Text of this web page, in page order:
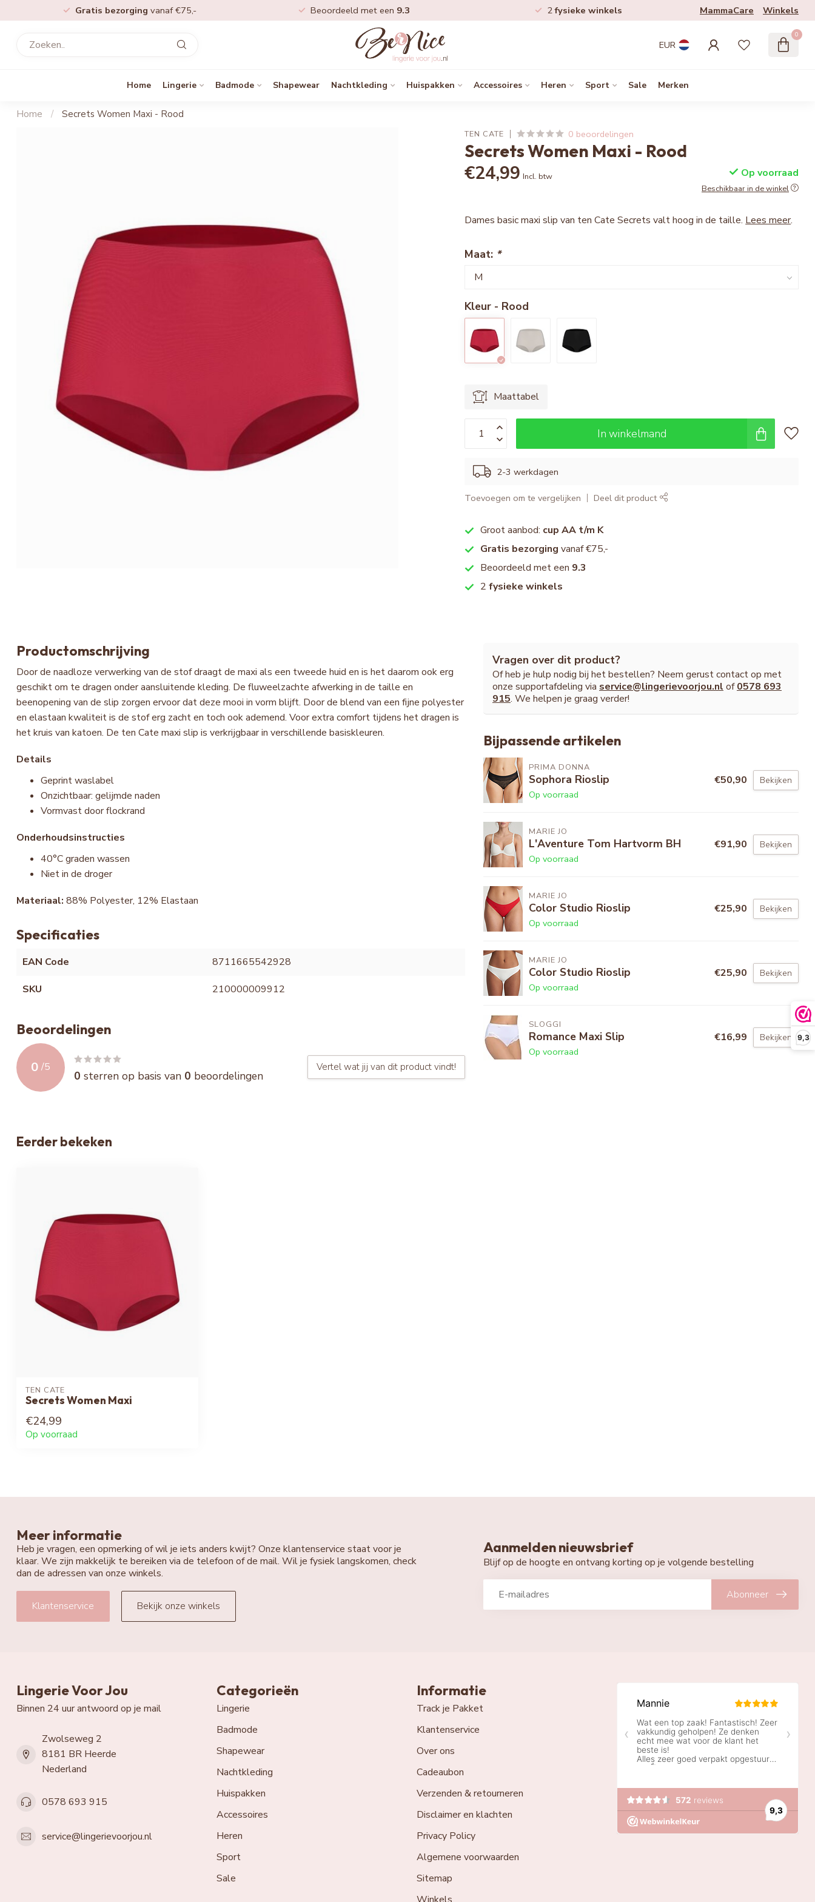
9,3
Gratis bezorging vanaf €75,- Beoordeeld met een 9.3 2fysieke winkels MammaCare Winkels
EUR
0
Home Lingerie Badmode Shapewear Nachtkleding Huispakken Accessoires Heren Sport Sale Merken
Home / Secrets Women Maxi - Rood
TEN CATE 0 beoordelingen
Secrets Women Maxi - Rood
€24,99 Incl. btw Op voorraad
Beschikbaar in de winkel
Dames basic maxi slip van ten Cate Secrets valt hoog in de taille. Lees meer.
Maat: *
Kleur - Rood
Maattabel
In winkelmand
2-3 werkdagen
Toevoegen om te vergelijken Deel dit product
Groot aanbod: cup AA t/m K
Gratis bezorgingvanaf €75,-
Beoordeeld met een 9.3
2fysieke winkels
Productomschrijving
Door de naadloze verwerking van de stof draagt de maxi als een tweede huid en is het daarom ook erg
geschikt om te dragen onder aansluitende kleding. De fluweelzachte afwerking in de taille en
beenopening van de slip zorgen ervoor dat deze mooi in vorm blijft. Door de blend van een fijne polyester
en elastaan kwaliteit is de stof erg zacht en toch ook ademend. Voor extra comfort tijdens het dragen is
het kruis van katoen. De ten Cate maxi slip is verkrijgbaar in verschillende basiskleuren.
Details
Geprint waslabel
Onzichtbaar: gelijmde naden
Vormvast door flockrand
Onderhoudsinstructies
40°C graden wassen
Niet in de droger
Materiaal: 88% Polyester, 12% Elastaan
Specificaties
EAN Code 8711665542928
SKU 210000009912
Beoordelingen
0 /5
0 sterren op basis van 0 beoordelingen
Vertel wat jij van dit product vindt!
Vragen over dit product?
Of heb je hulp nodig bij het bestellen? Neem gerust contact op met
onze supportafdeling via service@lingerievoorjou.nl of0578 693
915. We helpen je graag verder!
Bijpassende artikelen
PRIMA DONNA
Sophora Rioslip
Op voorraad
€50,90 Bekijken
MARIE JO
L'Aventure Tom Hartvorm BH
Op voorraad
€91,90 Bekijken
MARIE JO
Color Studio Rioslip
Op voorraad
€25,90 Bekijken
MARIE JO
Color Studio Rioslip
Op voorraad
€25,90 Bekijken
SLOGGI
Romance Maxi Slip
Op voorraad
€16,99 Bekijken
Eerder bekeken
TEN CATE
Secrets Women Maxi
€24,99
Op voorraad
Meer informatie
Heb je vragen, een opmerking of wil je iets anders kwijt? Onze klantenservice staat voor je
klaar. We zijn makkelijk te bereiken via de telefoon of de mail. Wil je fysiek langskomen, check
dan de adressen van onze winkels.
Klantenservice Bekijk onze winkels
Aanmelden nieuwsbrief
Blijf op de hoogte en ontvang korting op je volgende bestelling
Abonneer
Lingerie Voor Jou
Binnen 24 uur antwoord op je mail
Zwolseweg 2
8181 BR Heerde
Nederland
0578 693 915
service@lingerievoorjou.nl
Categorieën
Lingerie
Badmode
Shapewear
Nachtkleding
Huispakken
Accessoires
Heren
Sport
Sale
Informatie
Track je Pakket
Klantenservice
Over ons
Cadeaubon
Verzenden & retourneren
Disclaimer en klachten
Privacy Policy
Algemene voorwaarden
Sitemap